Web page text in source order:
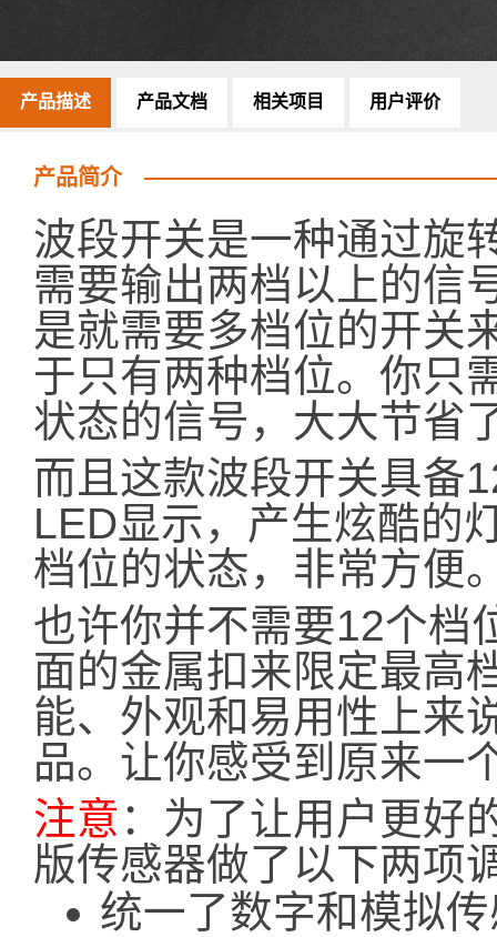
产品描述 产品文档 相关项目 用户评价
产品简介
波段开关是一种通过旋
需要输出两档以上的信
是就需要多档位的开关
于只有两种档位。你只
状态的信号，大大节省
而且这款波段开关具备
LED显示，产生炫酷的
档位的状态，非常方便
也许你并不需要12个档
面的金属扣来限定最高
能、外观和易用性上来
品。让你感受到原来一
注意 ：为了让用户更好
版传感器做了以下两项
统一了数字和模拟